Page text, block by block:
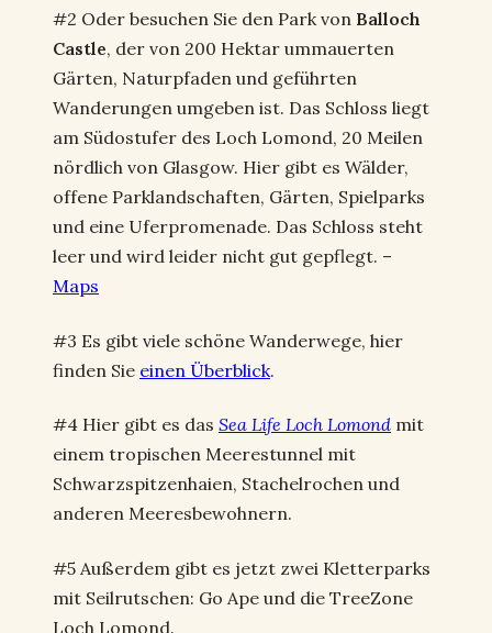
#2 Oder besuchen Sie den Park von Balloch
Castle, der von 200 Hektar ummauerten
Gärten, Naturpfaden und geführten
Wanderungen umgeben ist. Das Schloss liegt
am Südostufer des Loch Lomond, 20 Meilen
nördlich von Glasgow. Hier gibt es Wälder,
offene Parklandschaften, Gärten, Spielparks
und eine Uferpromenade. Das Schloss steht
leer und wird leider nicht gut gepflegt. –
Maps
#3 Es gibt viele schöne Wanderwege, hier
finden Sie einen Überblick.
#4 Hier gibt es das Sea Life Loch Lomond mit
einem tropischen Meerestunnel mit
Schwarzspitzenhaien, Stachelrochen und
anderen Meeresbewohnern.
#5 Außerdem gibt es jetzt zwei Kletterparks
mit Seilrutschen: Go Ape und die TreeZone
Loch Lomond.